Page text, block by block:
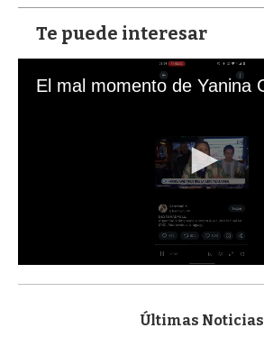
Te puede interesar
s
Últimas Noticias